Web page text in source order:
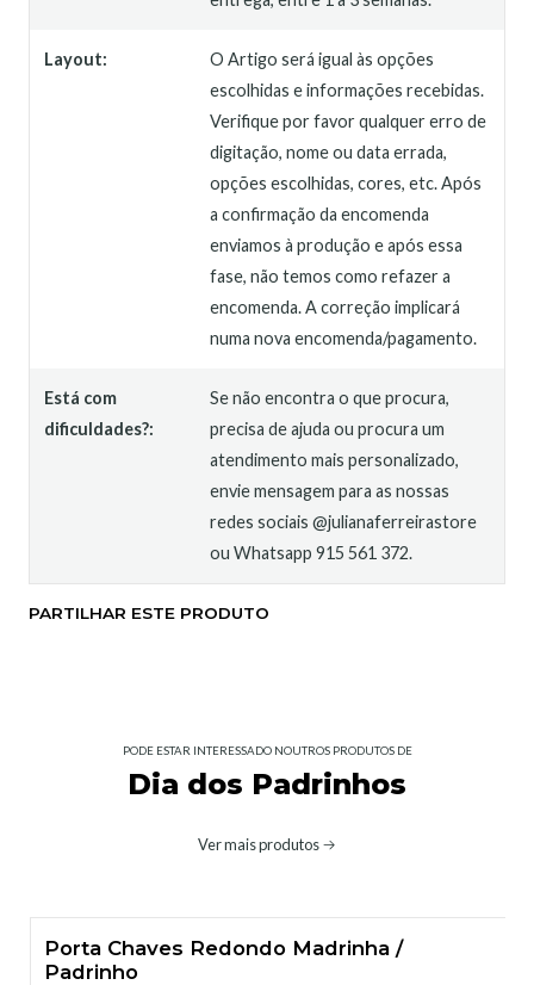
Layout:
O Artigo será igual às opções
escolhidas e informações recebidas.
Verifique por favor qualquer erro de
digitação, nome ou data errada,
opções escolhidas, cores, etc. Após
a confirmação da encomenda
enviamos à produção e após essa
fase, não temos como refazer a
encomenda. A correção implicará
numa nova encomenda/pagamento.
Está com
dificuldades?:
Se não encontra o que procura,
precisa de ajuda ou procura um
atendimento mais personalizado,
envie mensagem para as nossas
redes sociais @julianaferreirastore
ou Whatsapp 915 561 372.
PARTILHAR ESTE PRODUTO
PODE ESTAR INTERESSADO NOUTROS PRODUTOS DE
Dia dos Padrinhos
Ver mais produtos
Porta Chaves Redondo Madrinha /
Padrinho